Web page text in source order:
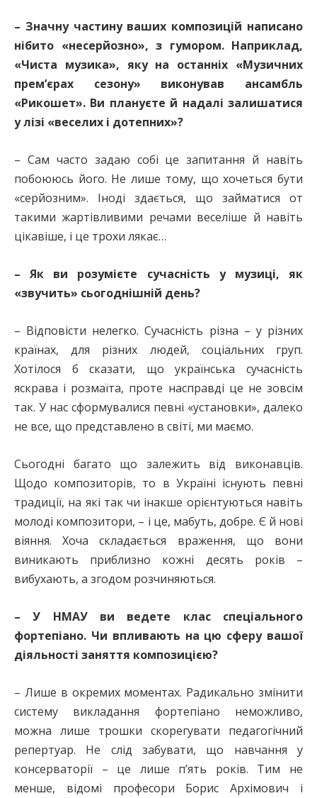
– Значну частину ваших композицій написано
нібито «несерйозно», з гумором. Наприклад,
«Чиста музика», яку на останніх «Музичних
прем’єрах сезону» виконував ансамбль
«Рикошет». Ви плануєте й надалі залишатися
у лізі «веселих і дотепних»?
– Сам часто задаю собі це запитання й навіть
побоююсь його. Не лише тому, що хочеться бути
«серйозним». Іноді здається, що займатися от
такими жартівливими речами веселіше й навіть
цікавіше, і це трохи лякає…
– Як ви розумієте сучасність у музиці, як
«звучить» сьогоднішній день?
– Відповісти нелегко. Сучасність різна – у різних
країнах, для різних людей, соціальних груп.
Хотілося б сказати, що українська сучасність
яскрава і розмаїта, проте насправді це не зовсім
так. У нас сформувалися певні «установки», далеко
не все, що представлено в світі, ми маємо.
Сьогодні багато що залежить від виконавців.
Щодо композиторів, то в Україні існують певні
традиції, на які так чи інакше орієнтуються навіть
молоді композитори, – і це, мабуть, добре. Є й нові
віяння. Хоча складається враження, що вони
виникають приблизно кожні десять років –
вибухають, а згодом розчиняються.
– У НМАУ ви ведете клас спеціального
фортепіано. Чи впливають на цю сферу вашої
діяльності заняття композицією?
– Лише в окремих моментах. Радикально змінити
систему викладання фортепіано неможливо,
можна лише трошки скорегувати педагогічний
репертуар. Не слід забувати, що навчання у
консерваторії – це лише п’ять років. Тим не
менше, відомі професори Борис Архімович і